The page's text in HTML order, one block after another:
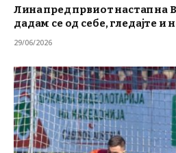
Лина пред првиот настап на
дадам се од себе, гледајте и
29/06/2026